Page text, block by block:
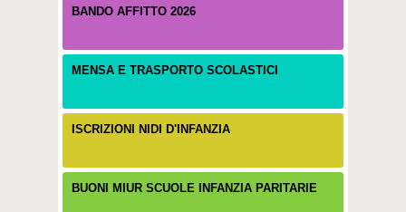
BANDO AFFITTO 2026
MENSA E TRASPORTO SCOLASTICI
ISCRIZIONI NIDI D'INFANZIA
BUONI MIUR SCUOLE INFANZIA PARITARIE